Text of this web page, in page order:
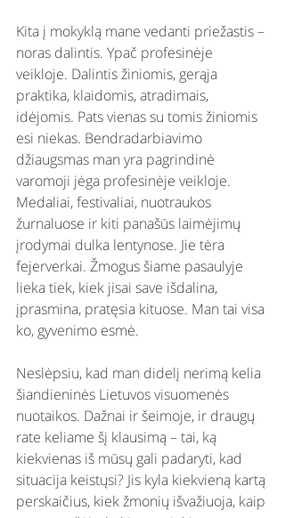
Kita į mokyklą mane vedanti priežastis –
noras dalintis. Ypač profesinėje
veikloje. Dalintis žiniomis, gerąja
praktika, klaidomis, atradimais,
idėjomis. Pats vienas su tomis žiniomis
esi niekas. Bendradarbiavimo
džiaugsmas man yra pagrindinė
varomoji jėga profesinėje veikloje.
Medaliai, festivaliai, nuotraukos
žurnaluose ir kiti panašūs laimėjimų
įrodymai dulka lentynose. Jie tėra
fejerverkai. Žmogus šiame pasaulyje
lieka tiek, kiek jisai save išdalina,
įprasmina, pratęsia kituose. Man tai visa
ko, gyvenimo esmė.
Neslėpsiu, kad man didelį nerimą kelia
šiandieninės Lietuvos visuomenės
nuotaikos. Dažnai ir šeimoje, ir draugų
rate keliame šį klausimą – tai, ką
kiekvienas iš mūsų gali padaryti, kad
situacija keistųsi? Jis kyla kiekvieną kartą
perskaičius, kiek žmonių išvažiuoja, kaip